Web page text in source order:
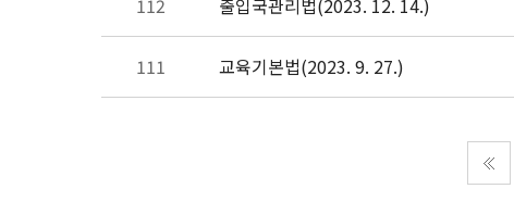
112 출입국관리법(2023. 12. 14.)
111 교육기본법(2023. 9. 27.)